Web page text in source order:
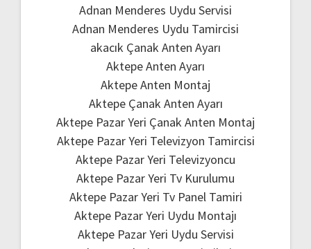
Adnan Menderes Uydu Servisi
Adnan Menderes Uydu Tamircisi
akacık Çanak Anten Ayarı
Aktepe Anten Ayarı
Aktepe Anten Montaj
Aktepe Çanak Anten Ayarı
Aktepe Pazar Yeri Çanak Anten Montaj
Aktepe Pazar Yeri Televizyon Tamircisi
Aktepe Pazar Yeri Televizyoncu
Aktepe Pazar Yeri Tv Kurulumu
Aktepe Pazar Yeri Tv Panel Tamiri
Aktepe Pazar Yeri Uydu Montajı
Aktepe Pazar Yeri Uydu Servisi